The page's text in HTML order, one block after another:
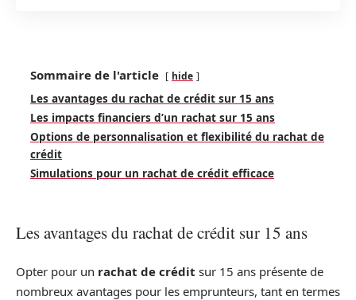
Sommaire de l'article hide
Les avantages du rachat de crédit sur 15 ans
Les impacts financiers d’un rachat sur 15 ans
Options de personnalisation et flexibilité du rachat de
crédit
Simulations pour un rachat de crédit efficace
Les avantages du rachat de crédit sur 15 ans
Opter pour un rachat de crédit sur 15 ans présente de
nombreux avantages pour les emprunteurs, tant en termes